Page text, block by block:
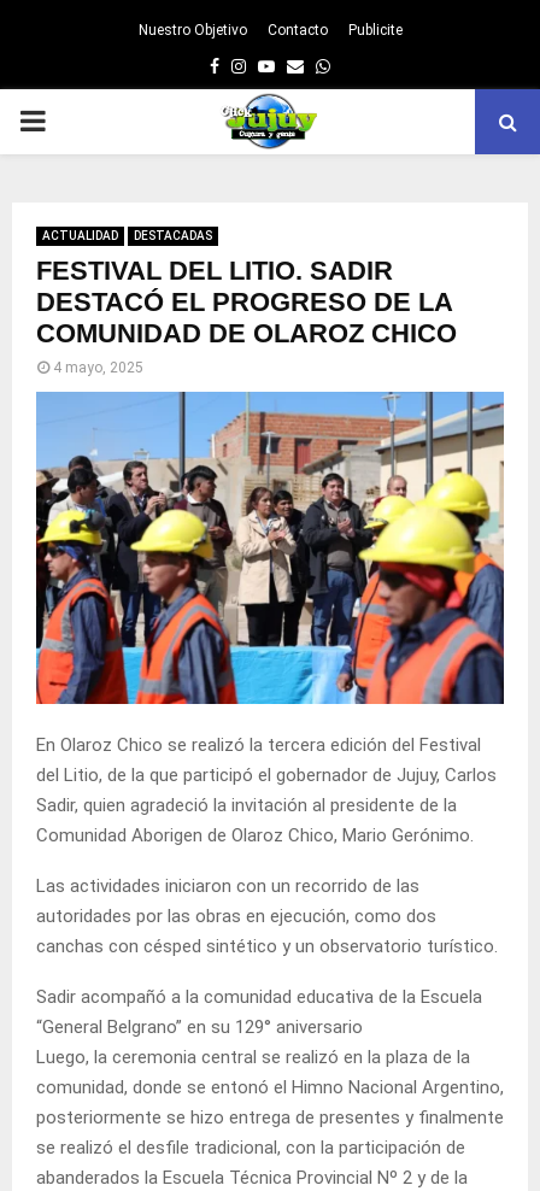
Nuestro Objetivo Contacto Publicite
Facebook
Instagram
Youtube
EmailWhatsapp
PRIMARY
ACTUALIDAD DESTACADAS
FESTIVAL DEL LITIO. SADIR
DESTACÓ EL PROGRESO DE LA
COMUNIDAD DE OLAROZ CHICO
4 mayo, 2025
En Olaroz Chico se realizó la tercera edición del Festival
del Litio, de la que participó el gobernador de Jujuy, Carlos
Sadir, quien agradeció la invitación al presidente de la
Comunidad Aborigen de Olaroz Chico, Mario Gerónimo.
Las actividades iniciaron con un recorrido de las
autoridades por las obras en ejecución, como dos
canchas con césped sintético y un observatorio turístico.
Sadir acompañó a la comunidad educativa de la Escuela
“General Belgrano” en su 129° aniversario
Luego, la ceremonia central se realizó en la plaza de la
comunidad, donde se entonó el Himno Nacional Argentino,
posteriormente se hizo entrega de presentes y finalmente
se realizó el desfile tradicional, con la participación de
abanderados la Escuela Técnica Provincial Nº 2 y de la